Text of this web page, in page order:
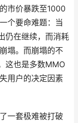
市价暴跌至1000
个要命难题：当
仍在继续，而消耗
塌。而崩塌的不
这也是多数MMO
用户的决定因素
一套极难被打破